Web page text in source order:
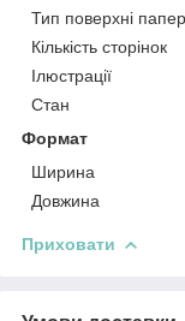
Тип поверхні
Кількість сторінок
Ілюстрації
Стан
Формат
Ширина
Довжина
Приховати